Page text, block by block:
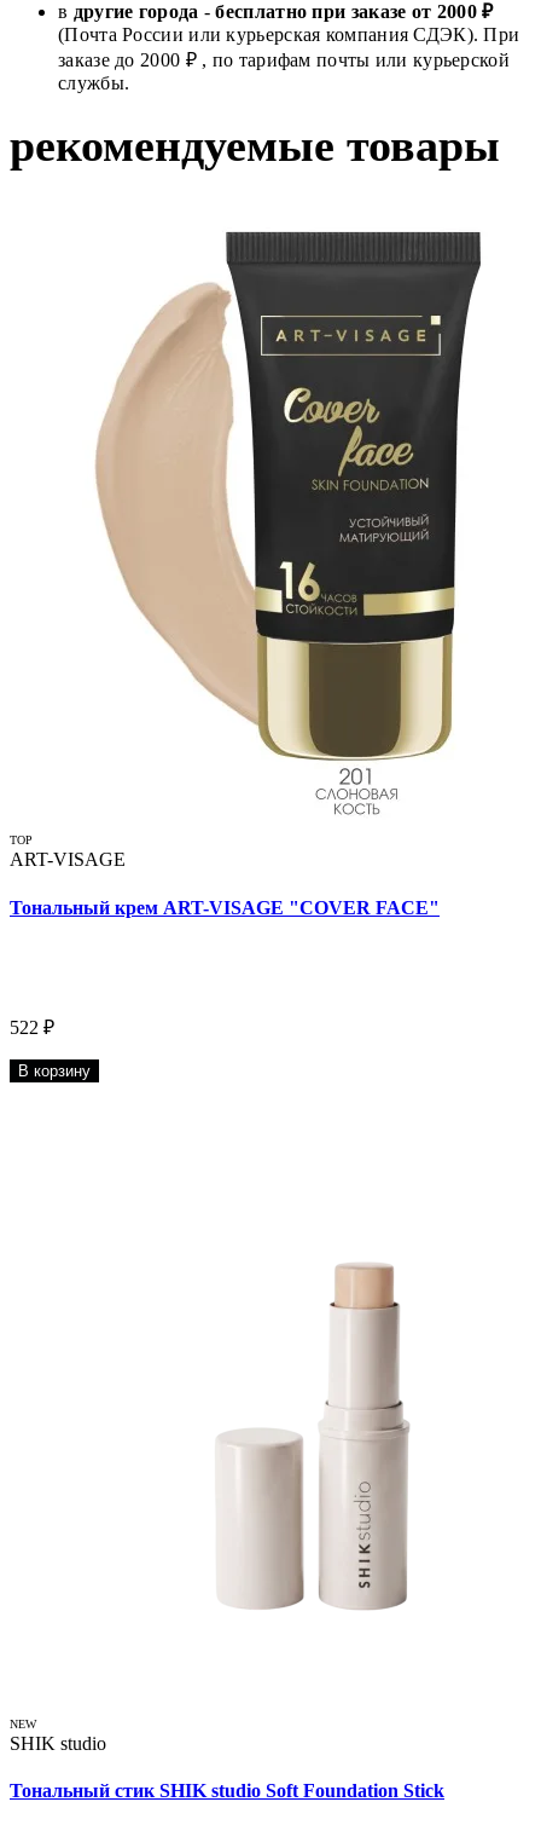
в другие города -бесплатно при заказе от 2000 ₽
(Почта России или курьерская компания СДЭК). При
заказе до 2000 ₽ , по тарифам почты или курьерской
службы.
рекомендуемые товары
TOP
ART-VISAGE
Тональный крем ART-VISAGE "COVER FACE"
522 ₽
В корзину
NEW
SHIK studio
Тональный стик SHIK studio Soft Foundation Stick